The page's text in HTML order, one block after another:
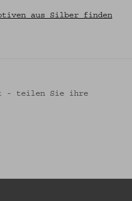
aus Silber finden
- teilen Sie ihre